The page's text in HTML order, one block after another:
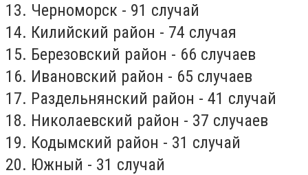
13. Черноморск - 91 случай
14. Килийский район - 74 случая
15. Березовский район - 66 случаев
16. Ивановский район - 65 случаев
17. Раздельнянский район - 41 случай
18. Николаевский район - 37 случаев
19. Кодымский район - 31 случай
20. Южный - 31 случай